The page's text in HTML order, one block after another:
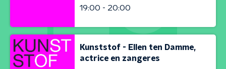
19:00 - 20:00
Kunststof - Ellen ten Damme,
actrice en zangeres